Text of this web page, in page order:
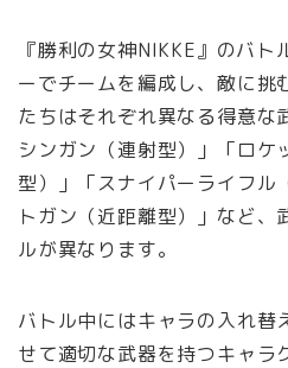
『勝利の女神NIKKE』のバ
ーでチームを編成し、敵に挑
たちはそれぞれ異なる得意な
シンガン（連射型）」「ロケ
型）」「スナイパーライフル
トガン（近距離型）」など、
ルが異なります。
バトル中にはキャラの入れ替
せて適切な武器を持つキャラ